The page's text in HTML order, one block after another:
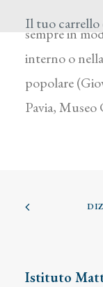
Il tuo carrello
sempre in
interno o
popolare
Pavia, Museo
Istituto